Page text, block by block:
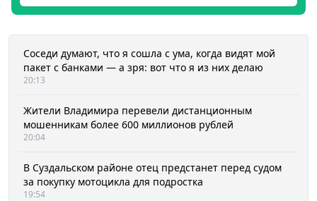
Соседи думают, что я сошла с ума, когда видят мой
пакет с банками — а зря: вот что я из них делаю
20:13
Жители Владимира перевели дистанционным
мошенникам более 600 миллионов рублей
20:04
В Суздальском районе отец предстанет перед судом
за покупку мотоцикла для подростка
19:54